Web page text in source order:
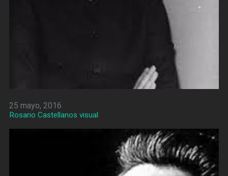
25 mayo, 2016
Rosario Castellanos visual